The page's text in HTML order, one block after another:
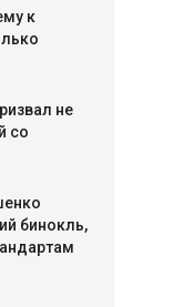
к
не
со
бинокль,